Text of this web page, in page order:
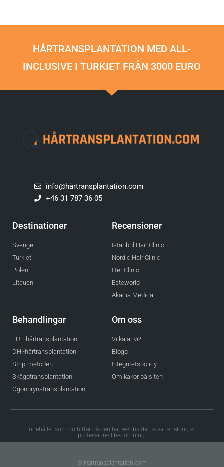
HÅRTRANSPLANTATION MED ALL-
INCLUSIVE I TURKIET FRÅN 3000 EURO
info@hårtransplantation.com
+46 31 787 36 05
Destinationer
Sverige
Turkiet
Polen
Litauen
Recensioner
Istanbul Hair Clinic
Nordic Hair Clinic
Ilter Clinic
Esteworld
Akacia Medical
Behandlingar
FUE-hårtransplantation
DHI-hårtransplantation
Strip-metoden
Skäggtransplantation
Ögonbrynstransplantation
Om oss
Vilka är vi?
Blogg
Integritetspolicy
Om kakor på siten
Innehållet som du hittar på den här webbsidan ersätter aldrig en
professionell bedömning.
© Hårtransplantation.com